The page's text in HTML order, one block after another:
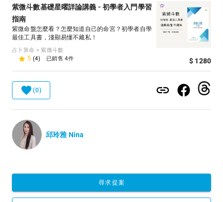
紫微斗數基礎星曜詳論講義 - 初學者入門學習
指南
紫微命盤怎麼看？怎麼知道自己的命宮？初學者自學
最佳工具書，淺顯易懂不藏私！
占卜算命 > 紫微斗數
5 (4) 已銷售 4件 $ 1280
(0)
邱玲雅 Nina
尋求提案